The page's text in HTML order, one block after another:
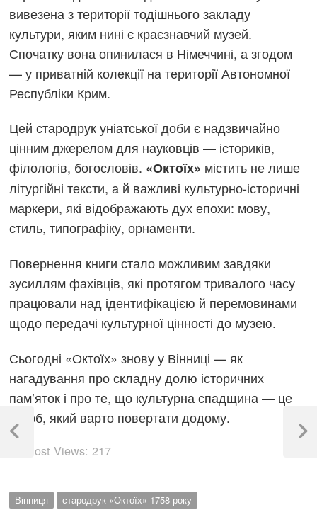
вивезена з території тодішнього закладу
культури, яким нині є краєзнавчий музей.
Спочатку вона опинилася в Німеччині, а згодом
— у приватній колекції на території Автономної
Республіки Крим.
Цей стародрук уніатської доби є надзвичайно
цінним джерелом для науковців — істориків,
філологів, богословів. «Октоїх» містить не лише
літургійні тексти, а й важливі культурно-історичні
маркери, які відображають дух епохи: мову,
стиль, типографіку, орнаменти.
Повернення книги стало можливим завдяки
зусиллям фахівців, які протягом тривалого часу
працювали над ідентифікацією й перемовинами
щодо передачі культурної цінності до музею.
Сьогодні «Октоїх» знову у Вінниці — як
нагадування про складну долю історичних
пам’яток і про те, що культурна спадщина — це
скарб, який варто повертати додому.
Post Views: 217
Вінниця стародрук «Октоїх» 1758 року
Навігація
записів
Previous
Next